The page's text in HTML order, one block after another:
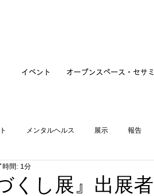
イベント オープンスペース・セサミ
メンタルヘルス 展示 報告
くし展』出展
時間: 1分